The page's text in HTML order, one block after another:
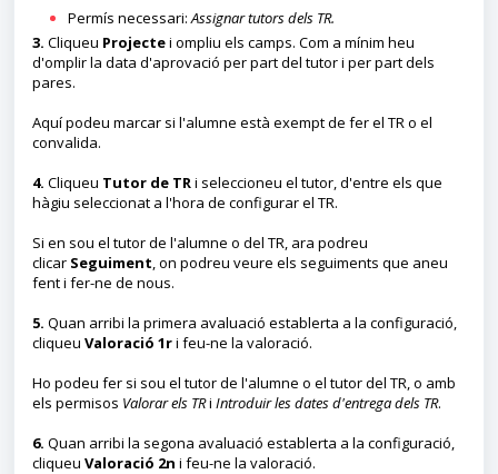
Permís necessari:Assignar tutors dels TR.
3. Cliqueu Projectei ompliu els camps. Com a mínim heu
d'omplir la data d'aprovació per part del tutor i per part dels
pares.
Aquí podeu marcar si l'alumne està exempt de fer el TR o el
convalida.
4. Cliqueu Tutor de TRi seleccioneu el tutor, d'entre els que
hàgiu seleccionat a l'hora de configurar el TR.
Si en sou el tutor de l'alumne o del TR, ara podreu
clicar Seguiment, on podreu veure els seguiments que aneu
fent i fer-ne de nous.
5. Quan arribi la primera avaluació establerta a la configuració,
cliqueu Valoració 1ri feu-ne la valoració.
Ho podeu fer si sou el tutor de l'alumne o el tutor del TR, o amb
els permisos Valorar els TRi Introduir les dates d'entrega dels TR.
6. Quan arribi la segona avaluació establerta a la configuració,
cliqueu Valoració 2n i feu-ne la valoració.